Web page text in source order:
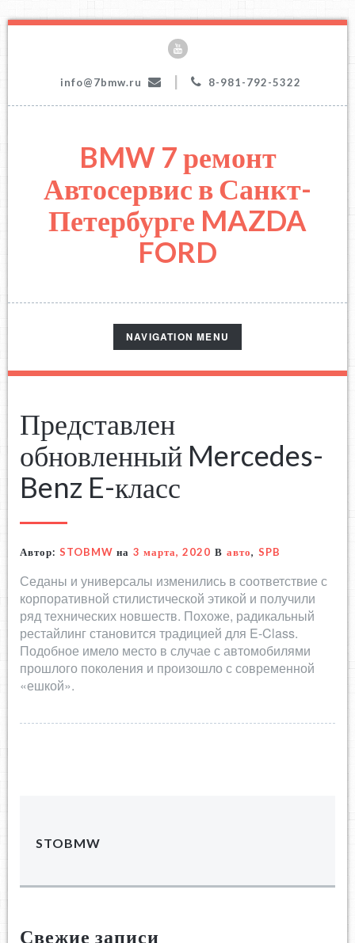
info@7bmw.ru 8-981-792-5322
BMW 7 ремонт
Автосервис в Санкт-
Петербурге MAZDA
FORD
TOGGLE
NAVIGATION
NAVIGATION MENU
Представлен
обновленный Mercedes-
Benz E-класс
Автор: STOBMW на 3 марта, 2020 В авто, SPB
Седаны и универсалы изменились в соответствие с
корпоративной стилистической этикой и получили
ряд технических новшеств. Похоже, радикальный
рестайлинг становится традицией для E-Class.
Подобное имело место в случае с автомобилями
прошлого поколения и произошло с современной
«ешкой».
STOBMW
Свежие записи